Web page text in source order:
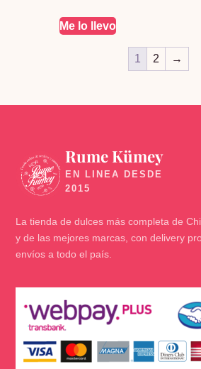
Me lo llevo
1 2 →
🍬
Rume Kümey
La tienda de dulces más completa de
y de las mejores marcas, con delivery
envíos a todo el país.